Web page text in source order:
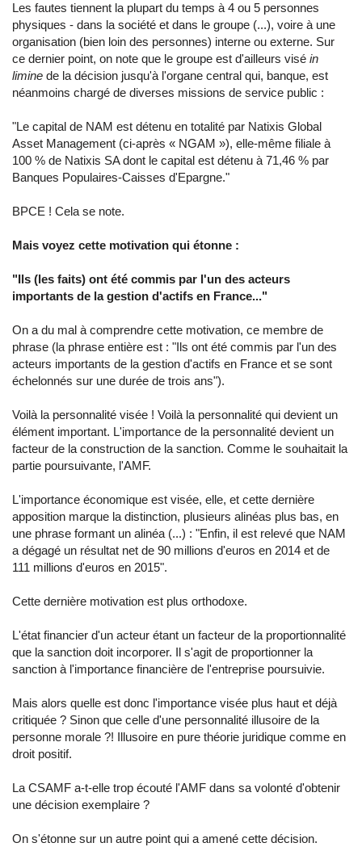
Les fautes tiennent la plupart du temps à 4 ou 5 personnes
physiques - dans la société et dans le groupe (...), voire à une
organisation (bien loin des personnes) interne ou externe. Sur
ce dernier point, on note que le groupe est d'ailleurs visé in
limine de la décision jusqu'à l'organe central qui, banque, est
néanmoins chargé de diverses missions de service public :
"Le capital de NAM est détenu en totalité par Natixis Global
Asset Management (ci-après « NGAM »), elle-même filiale à
100 % de Natixis SA dont le capital est détenu à 71,46 % par
Banques Populaires-Caisses d'Epargne."
BPCE ! Cela se note.
Mais voyez cette motivation qui étonne :
"Ils (les faits) ont été commis par l'un des acteurs
importants de la gestion d'actifs en France..."
On a du mal à comprendre cette motivation, ce membre de
phrase (la phrase entière est : "Ils ont été commis par l'un des
acteurs importants de la gestion d'actifs en France et se sont
échelonnés sur une durée de trois ans").
Voilà la personnalité visée ! Voilà la personnalité qui devient un
élément important. L'importance de la personnalité devient un
facteur de la construction de la sanction. Comme le souhaitait la
partie poursuivante, l'AMF.
L'importance économique est visée, elle, et cette dernière
apposition marque la distinction, plusieurs alinéas plus bas, en
une phrase formant un alinéa (...) : "Enfin, il est relevé que NAM
a dégagé un résultat net de 90 millions d'euros en 2014 et de
111 millions d'euros en 2015".
Cette dernière motivation est plus orthodoxe.
L'état financier d'un acteur étant un facteur de la proportionnalité
que la sanction doit incorporer. Il s'agit de proportionner la
sanction à l'importance financière de l'entreprise poursuivie.
Mais alors quelle est donc l'importance visée plus haut et déjà
critiquée ? Sinon que celle d'une personnalité illusoire de la
personne morale ?! Illusoire en pure théorie juridique comme en
droit positif.
La CSAMF a-t-elle trop écouté l'AMF dans sa volonté d'obtenir
une décision exemplaire ?
On s'étonne sur un autre point qui a amené cette décision.